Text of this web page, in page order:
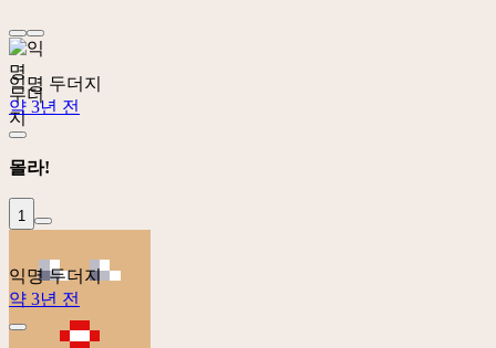
익명 두더지
약 3년 전
몰라!
1
익명 두더지
약 3년 전